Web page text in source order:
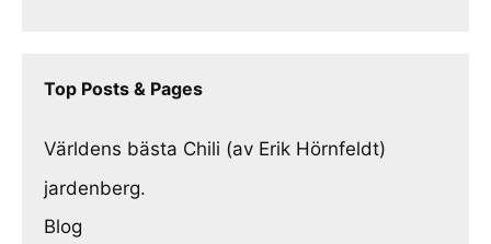
Top Posts & Pages
Världens bästa Chili (av Erik Hörnfeldt)
jardenberg.
Blog